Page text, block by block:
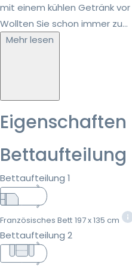
mit einem kühlen Getränk
Wollten Sie schon immer zu...
Mehr lesen
Eigenschaften
Bettaufteilung
Bettaufteilung 1
Französisches Bett 197 x 135 cm
Bettaufteilung 2